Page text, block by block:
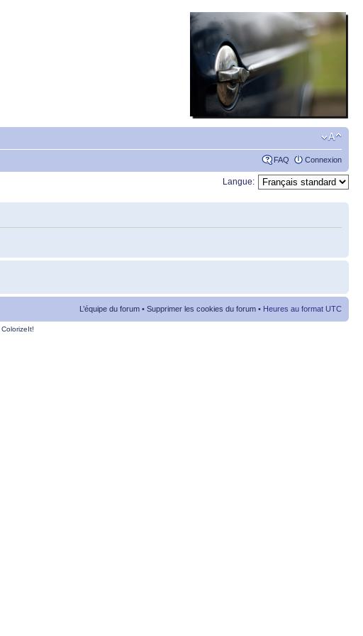
FAQ Connexion
Langue:
L’équipe du forum • Supprimer les cookies du forum • Heures au format UTC
ColorizeIt!